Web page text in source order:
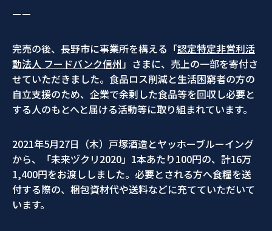
ーー
完売の後、長野市に事業所を構える「認定特定非営利活
動法人 フードバンク信州」さまに、売上の一部を寄付さ
せていただきました。食品ロス削減と生活困窮者の方の
自立支援のため、企業で余剰した食品等を回収し必要と
する人のもとへと届ける活動等に取り組まれています。
2021年5月27日（木）戸塚酒造とヤッホーブルーイング
から、「未来ヅクリ2020」1本あたり100円の、計16万
1,400円をお渡ししました。必要とされる方へ食糧を送
付する際の、梱包資材代や送料などに充てていただいて
います。